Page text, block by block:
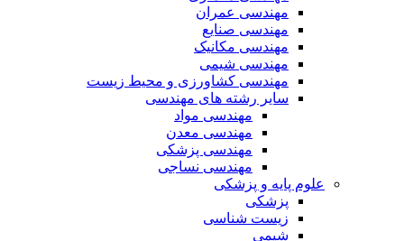
مهندسی عمران
مهندسی صنایع
مهندسی مکانیک
مهندسی شیمی
مهندسی کشاورزی و محیط زیست
سایر رشته های مهندسی
مهندسی مواد
مهندسی معدن
مهندسی پزشکی
مهندسی نساجی
علوم پایه و پزشکی
پزشکی
زیست شناسی
شیمی